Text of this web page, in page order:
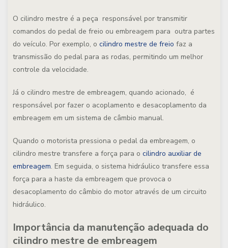
O cilindro mestre é a peça responsável por transmitir
comandos do pedal de freio ou embreagem para outra partes
do veículo. Por exemplo, o cilindro mestre de freio faz a
transmissão do pedal para as rodas, permitindo um melhor
controle da velocidade.
Já o cilindro mestre de embreagem, quando acionado, é
responsável por fazer o acoplamento e desacoplamento da
embreagem em um sistema de câmbio manual.
Quando o motorista pressiona o pedal da embreagem, o
cilindro mestre transfere a força para o cilindro auxiliar de
embreagem. Em seguida, o sistema hidráulico transfere essa
força para a haste da embreagem que provoca o
desacoplamento do câmbio do motor através de um circuito
hidráulico.
Importância da manutenção adequada do
cilindro mestre de embreagem